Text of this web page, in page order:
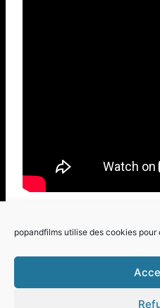
popandfilms utilise des cookies pour
de
la